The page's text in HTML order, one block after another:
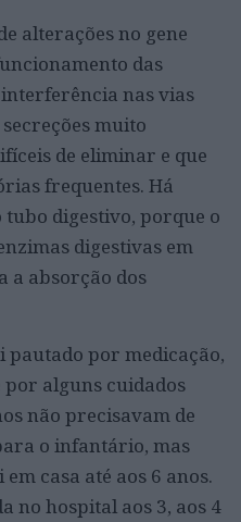
alterações no gene
das
nas vias
muito
de eliminar e que
frequentes. Há
digestivo, porque o
digestivas em
a absorção dos
pautado por medicação,
alguns cuidados
não precisavam de
o infantário, mas
casa até aos 6 anos.
no hospital aos 3, aos 4